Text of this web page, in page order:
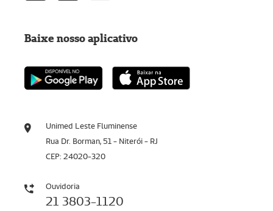
Unimed Leste Fluminense
Rua Dr. Borman, 51 - Niterói - RJ
CEP: 24020-320
Ouvidoria
21 3803-1120
Baixe nosso aplicativo